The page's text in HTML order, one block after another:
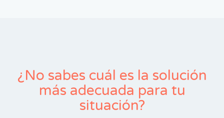
¿No sabes cuál es la solución
más adecuada para tu
situación?